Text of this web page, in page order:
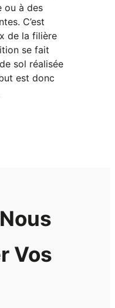
ou à des
C’est
de la filière
se fait
sol réalisée
est donc
Vos